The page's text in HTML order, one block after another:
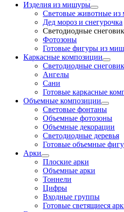
Изделия из мишуры
Световые животные
Дед мороз и снегурочка
Светодиодные
Фотозоны
Готовые фигуры из
Каркасные композиции
Светодиодные
Ангелы
Сани
Готовые каркасные
Объемные композиции
Световые фонтаны
Объемные фотозоны
Объемные декорации
Светодиодные деревья
Готовые объемные
Арки
Плоские арки
Объемные арки
Тоннели
Цифры
Входные группы
Готовые светящиеся